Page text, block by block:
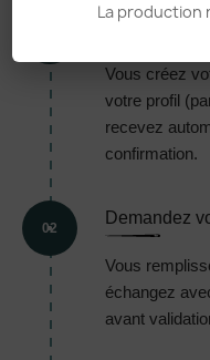
La production
Créez votre
Vous créez
votre profil
recevez
confirmation.
02
Demandez
Vous
échangez
avant